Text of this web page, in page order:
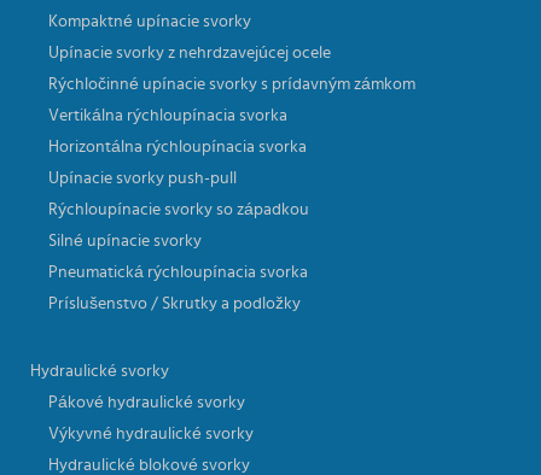
Kompaktné upínacie svorky
Upínacie svorky z nehrdzavejúcej ocele
Rýchločinné upínacie svorky s prídavným zámkom
Vertikálna rýchloupínacia svorka
Horizontálna rýchloupínacia svorka
Upínacie svorky push-pull
Rýchloupínacie svorky so západkou
Silné upínacie svorky
Pneumatická rýchloupínacia svorka
Príslušenstvo / Skrutky a podložky
Hydraulické svorky
Pákové hydraulické svorky
Výkyvné hydraulické svorky
Hydraulické blokové svorky